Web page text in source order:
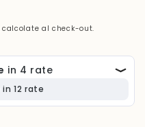
calcolate al check-out.